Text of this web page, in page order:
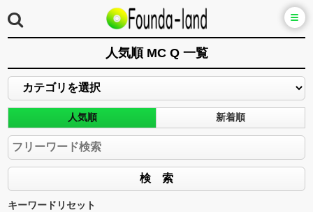
人気順 MC Q 一覧
人気順 新着順
キーワードリセット